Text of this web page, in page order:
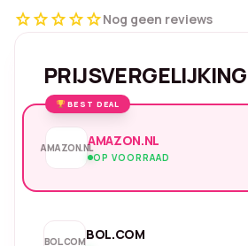
starstarstarstarstarNog geen reviews
PRIJSVERGELIJKING
BEST DEAL
AMAZON.NLAMAZON.NL
OP VOORRAAD
BOL.COMBOL.COM